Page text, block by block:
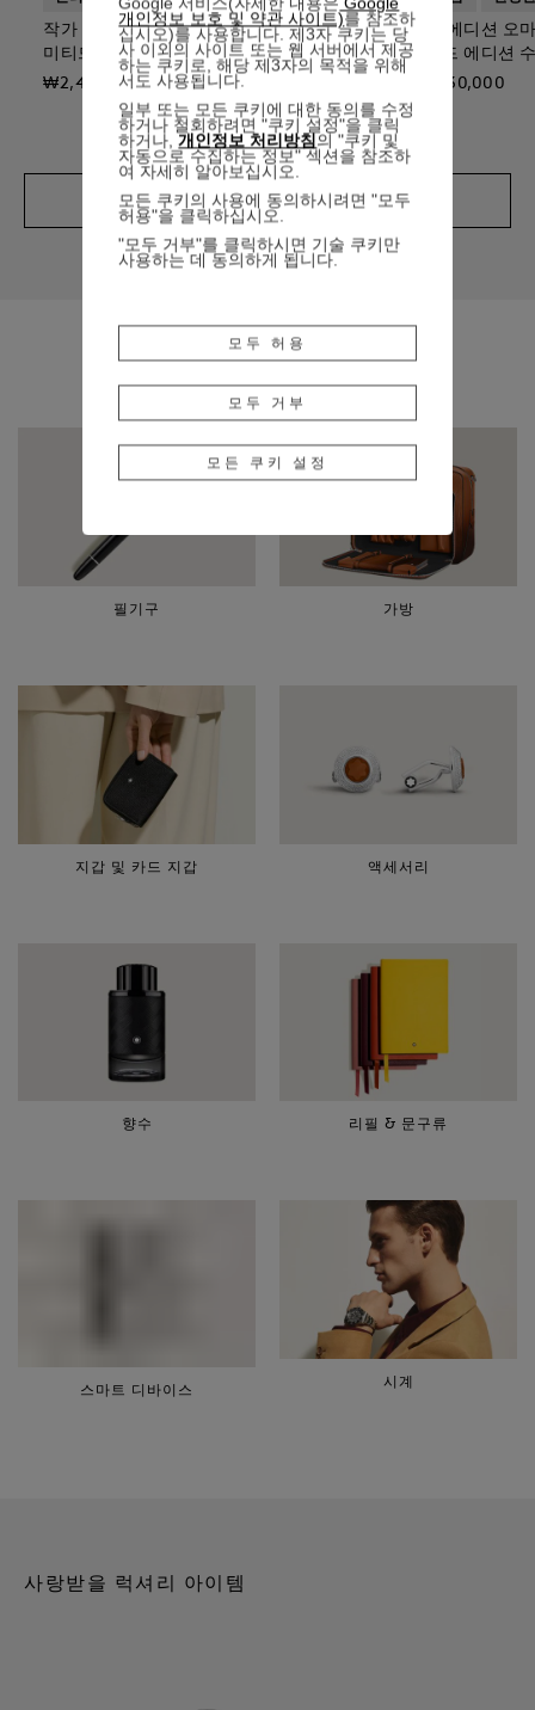
작가 에디션 오마주 투 브램 스토커 리
미티드 에디션 만년필
₩2,410,000
작가 에디션 오
미티드 에디션
₩1,930,000
자세히 보기
CATEGORY
필기구 가방
지갑 및 카드 지갑 액세서리
향수 리필 & 문구류
스마트 디바이스 시계
사랑받을 럭셔리 아이템
개인정보 보호 및 약관 사이트)를 참조하
십시오)를 사용합니다. 제3자 쿠키는 당
사 이외의 사이트 또는 웹 서버에서 제공
하는 쿠키로, 해당 제3자의 목적을 위해
서도 사용됩니다.
일부 또는 모든 쿠키에 대한 동의를 수정
하거나 철회하려면 "쿠키 설정"을 클릭
하거나,개인정보 처리방침 의 "쿠키 및
자동으로 수집하는 정보" 섹션을 참조하
여 자세히 알아보십시오.
모든 쿠키의 사용에 동의하시려면 "모두
허용"을 클릭하십시오.
"모두 거부"를 클릭하시면 기술 쿠키만
사용하는 데 동의하게 됩니다.
모두 허용
모두 거부
모든 쿠키 설정